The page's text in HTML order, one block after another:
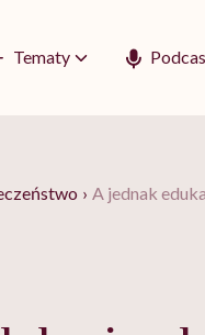
Tematy
› A jednak